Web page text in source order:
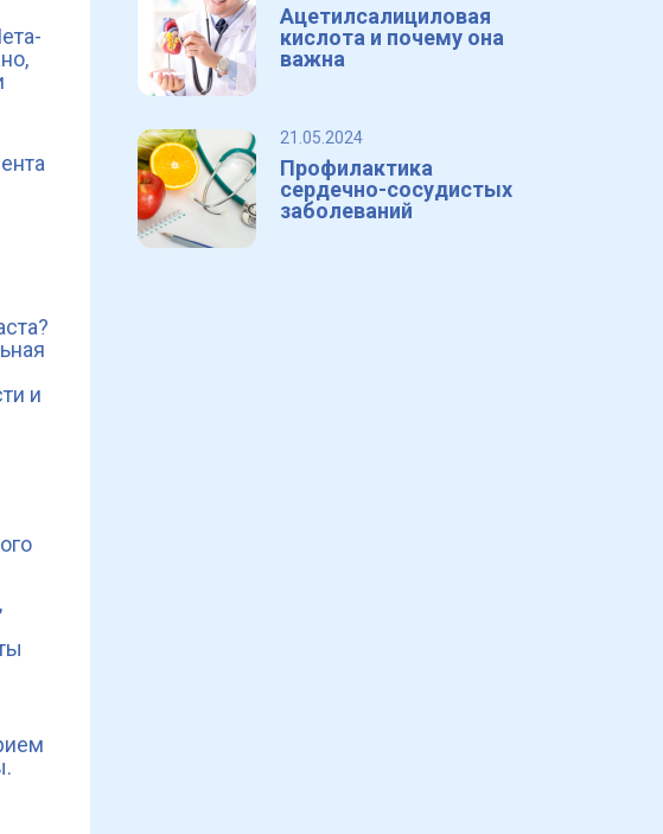
и
Ацетилсалициловая
кислота и почему она
важна
21.05.2024
Профилактика
сердечно-сосудистых
заболеваний